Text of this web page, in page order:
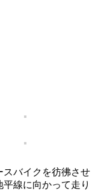
スバイクを彷彿させ
線に向かって走り